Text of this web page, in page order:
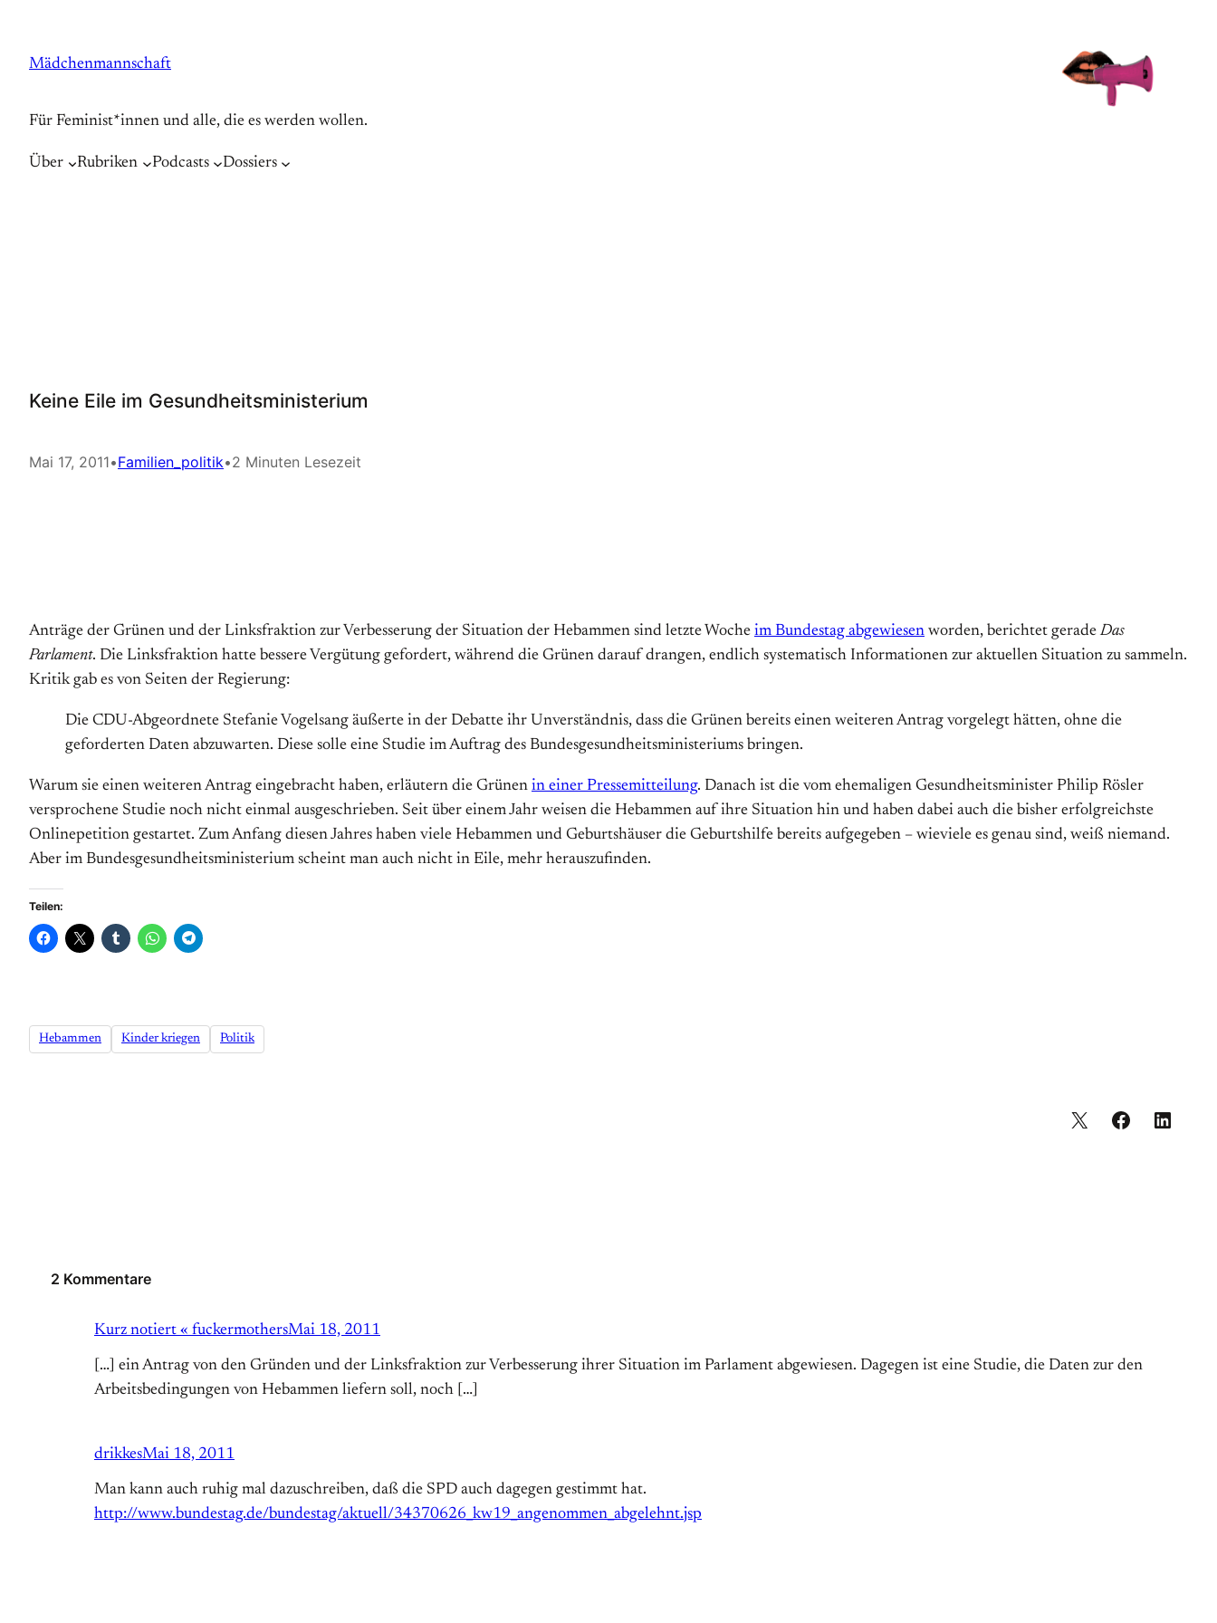
springen
Mädchenmannschaft
Für Feminist*innen und alle, die es werden wollen.
Über Rubriken Podcasts Dossiers
Keine Eile im Gesundheitsministerium
Mai 17, 2011•Familien_politik•2 Minuten Lesezeit
Anträge der Grünen und der Linksfraktion zur Verbesserung der Situation der Hebammen sind letzte Woche im Bundestag abgewiesen worden, berichtet gerade Das
Parlament. Die Linksfraktion hatte bessere Vergütung gefordert, während die Grünen darauf drangen, endlich systematisch Informationen zur aktuellen Situation zu sammeln.
Kritik gab es von Seiten der Regierung:
Die CDU-Abgeordnete Stefanie Vogelsang äußerte in der Debatte ihr Unverständnis, dass die Grünen bereits einen weiteren Antrag vorgelegt hätten, ohne die
geforderten Daten abzuwarten. Diese solle eine Studie im Auftrag des Bundesgesundheitsministeriums bringen.
Warum sie einen weiteren Antrag eingebracht haben, erläutern die Grünen in einer Pressemitteilung. Danach ist die vom ehemaligen Gesundheitsminister Philip Rösler
versprochene Studie noch nicht einmal ausgeschrieben. Seit über einem Jahr weisen die Hebammen auf ihre Situation hin und haben dabei auch die bisher erfolgreichste
Onlinepetition gestartet. Zum Anfang diesen Jahres haben viele Hebammen und Geburtshäuser die Geburtshilfe bereits aufgegeben – wieviele es genau sind, weiß niemand.
Aber im Bundesgesundheits­ministerium scheint man auch nicht in Eile, mehr herauszufinden.
Teilen:
Hebammen Kinder kriegen Politik
2 Kommentare
Kurz notiert « fuckermothersMai 18, 2011
[…] ein Antrag von den Gründen und der Linksfraktion zur Verbesserung ihrer Situation im Parlament abgewiesen. Dagegen ist eine Studie, die Daten zur den
Arbeitsbedingungen von Hebammen liefern soll, noch […]
drikkesMai 18, 2011
Man kann auch ruhig mal dazuschreiben, daß die SPD auch dagegen gestimmt hat.
http://www.bundestag.de/bundestag/aktuell/34370626_kw19_angenommen_abgelehnt.jsp